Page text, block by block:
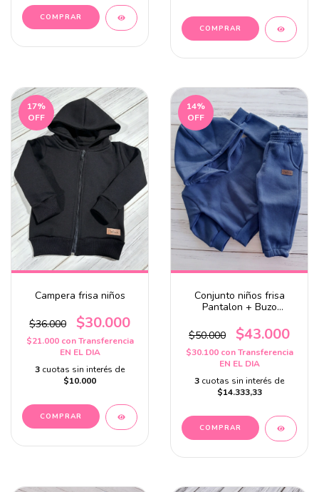
COMPRAR
COMPRAR
17%
OFF
Campera frisa niños
$36.000 $30.000
$21.000 con Transferencia
EN EL DIA
3 cuotas sin interés de
$10.000
COMPRAR
14%
OFF
Conjunto niños frisa
Pantalon + Buzo
$50.000
$43.000
$30.100 con Transferencia
EN EL DIA
3 cuotas sin interés de
$14.333,33
COMPRAR